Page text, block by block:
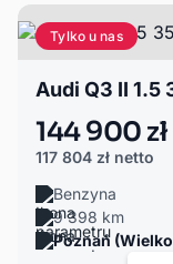
Tylko u nas
144 900 zł
117 804 zł netto
Benzyna
9 398 km
Poznań